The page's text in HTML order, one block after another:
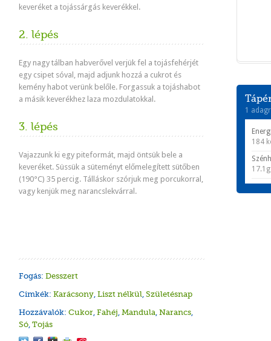
keveréket a tojássárgás keverékkel.
2. lépés
Egy nagy tálban habverővel verjük fel a tojásfehérjét
egy csipet sóval, majd adjunk hozzá a cukrot és
kemény habot verünk belőle. Forgassuk a tojáshabot
a másik keverékhez laza mozdulatokkal.
3. lépés
Vajazzunk ki egy piteformát, majd öntsük bele a
keveréket. Süssük a süteményt előmelegített sütőben
(190°C) 35 percig. Tálláskor szórjuk meg porcukorral,
vagy kenjük meg narancslekvárral.
Fogás: Desszert
Cimkék: Karácsony, Liszt nélkül, Születésnap
Hozzávalók: Cukor, Fahéj, Mandula, Narancs,
Só, Tojás
1
184
17.1g